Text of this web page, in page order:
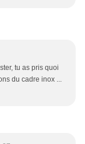
tu as pris quoi
du cadre inox ...